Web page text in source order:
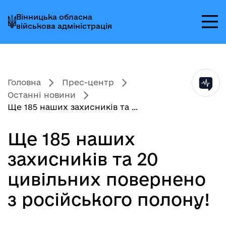
до
головного
меню
до
головного
вмісту
до
головного
колонтитула
Вінницька обласна
військова адміністрація
Головна
Прес-центр
Останні новини
Ще 185 наших захисників та ...
Ще 185 наших
захисників та 20
цивільних повернено
з російського полону!